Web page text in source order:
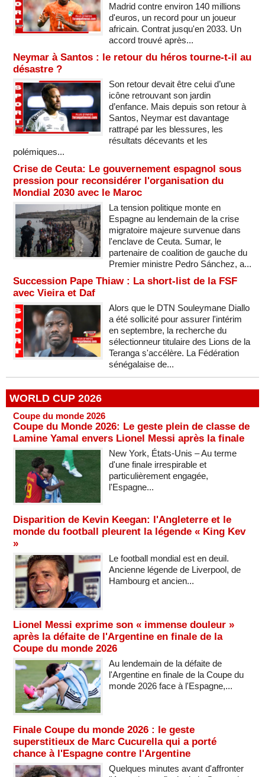
Madrid contre environ 140 millions
d'euros, un record pour un joueur
africain. Contrat jusqu'en 2033. Un
accord trouvé après...
Neymar à Santos : le retour du héros tourne-t-il au
désastre ?
Son retour devait être celui d’une
icône retrouvant son jardin
d’enfance. Mais depuis son retour à
Santos, Neymar est davantage
rattrapé par les blessures, les
résultats décevants et les
polémiques...
Crise de Ceuta: Le gouvernement espagnol sous
pression pour reconsidérer l'organisation du
Mondial 2030 avec le Maroc
La tension politique monte en
Espagne au lendemain de la crise
migratoire majeure survenue dans
l'enclave de Ceuta. Sumar, le
partenaire de coalition de gauche du
Premier ministre Pedro Sánchez, a...
Succession Pape Thiaw : La short-list de la FSF
avec Vieira et Daf
Alors que le DTN Souleymane Diallo
a été sollicité pour assurer l'intérim
en septembre, la recherche du
sélectionneur titulaire des Lions de la
Teranga s'accélère. La Fédération
sénégalaise de...
WORLD CUP 2026
Coupe du monde 2026
Coupe du Monde 2026: Le geste plein de classe de
Lamine Yamal envers Lionel Messi après la finale
New York, États-Unis – Au terme
d'une finale irrespirable et
particulièrement engagée,
l'Espagne...
Disparition de Kevin Keegan: l'Angleterre et le
monde du football pleurent la légende « King Kev
»
Le football mondial est en deuil.
Ancienne légende de Liverpool, de
Hambourg et ancien...
Lionel Messi exprime son « immense douleur »
après la défaite de l'Argentine en finale de la
Coupe du monde 2026
Au lendemain de la défaite de
l'Argentine en finale de la Coupe du
monde 2026 face à l'Espagne,...
Finale Coupe du monde 2026 : le geste
superstitieux de Marc Cucurella qui a porté
chance à l'Espagne contre l'Argentine
Quelques minutes avant d'affronter